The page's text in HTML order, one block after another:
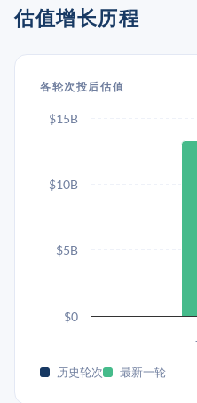
估值增长历程
各轮次投后估值
$0
$5B
$10B
$15B
历史轮次 最新一轮